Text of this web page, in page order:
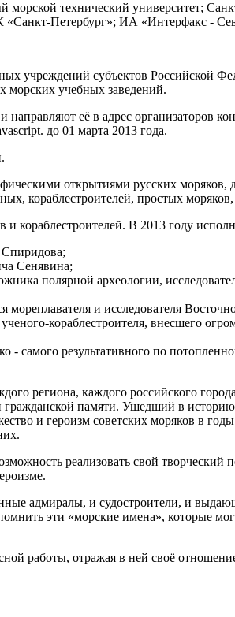
технический университет;
Петербург»; ИА «Интерфакс -
учреждений субъектов Российской
морских учебных заведений.
её в адрес организаторов
до 01 марта 2013 года.
открытиями русских
кораблестроителей, простых
В 2013 году
Спиридова;
Сенявина;
полярной археологии,
и исследователя
кораблестроителя, внесшего
самого результативного по
региона, каждого российского
гражданской памяти. Ушедший в
и героизм советских моряков в
реализовать свой творческий
адмиралы, и судостроители, и
эти «морские имена», которые
работы, отражая в ней своё